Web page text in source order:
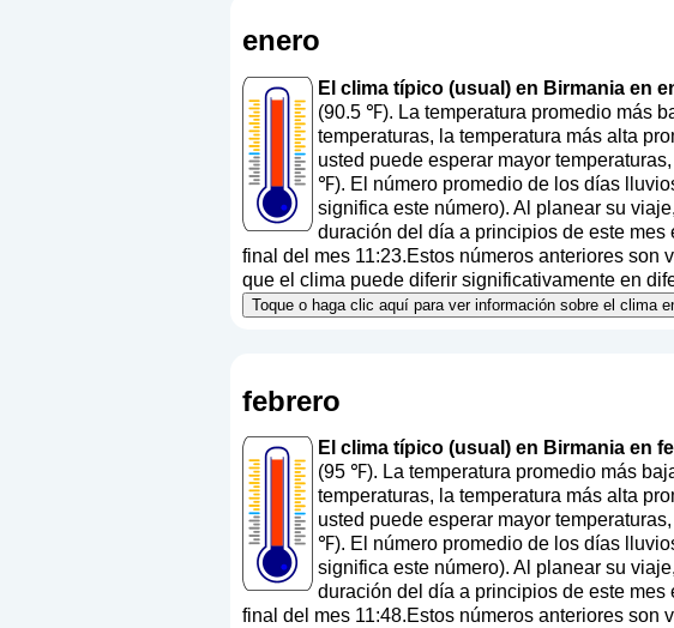
enero
El clima típico (usual) en Birmania en
(90.5 ℉). La temperatura promedio más
temperaturas, la temperatura más alta
usted puede esperar mayor
℉). El número promedio de los días
significa este número). Al planear su
duración del día a principios de este mes
final del mes 11:23.Estos números anteriores
que el clima puede diferir significativamente en
Toque o haga clic aquí para ver información sobre el clima
febrero
El clima típico (usual) en Birmania en
(95 ℉). La temperatura promedio más
temperaturas, la temperatura más alta
usted puede esperar mayor
℉). El número promedio de los días
significa este número). Al planear su
duración del día a principios de este mes
final del mes 11:48.Estos números anteriores